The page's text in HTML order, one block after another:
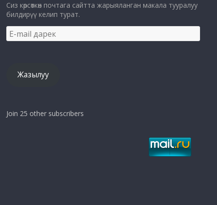
Сиз көрсөткөн почтага сайтта жарыяланган макала тууралуу
билдирүү келип турат.
E-
mail
Жазылуу
Join 25 other subscribers